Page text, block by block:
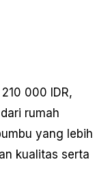
000 IDR,
rumah
yang lebih
kualitas serta